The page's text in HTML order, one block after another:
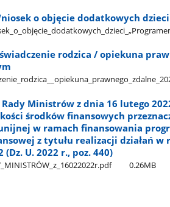
o objęcie dodatkowych
rodzica / opiekuna
Rady Ministrów z dnia 16 lutego
środków finansowych
w ramach finansowania
z tytułu realizacji działań
U. 2022 r., poz. 440)
0.26MB